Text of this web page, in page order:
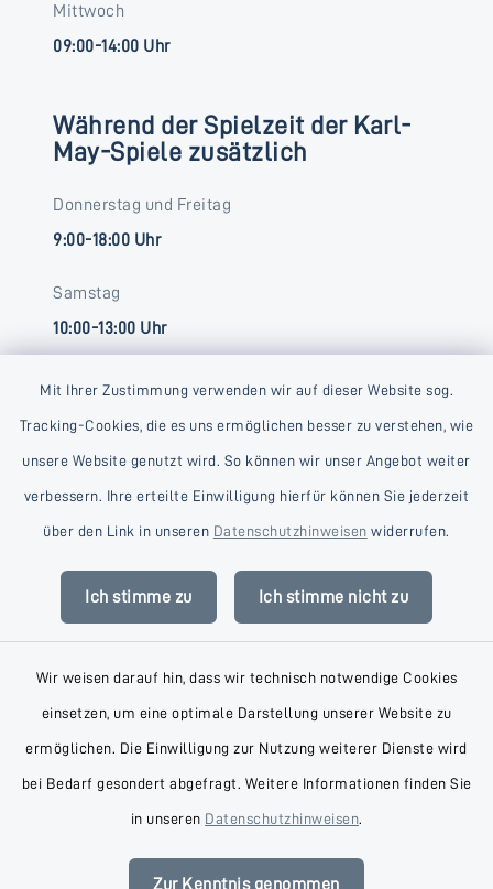
Mit Ihrer Zustimmung verwenden wir auf dieser Website sog.
Tracking-Cookies, die es uns ermöglichen besser zu verstehen, wie
unsere Website genutzt wird. So können wir unser Angebot weiter
verbessern. Ihre erteilte Einwilligung hierfür können Sie jederzeit
über den Link in unseren Datenschutzhinweisen widerrufen.
Ich stimme zu Ich stimme nicht zu
Wir weisen darauf hin, dass wir technisch notwendige Cookies
einsetzen, um eine optimale Darstellung unserer Website zu
ermöglichen. Die Einwilligung zur Nutzung weiterer Dienste wird
bei Bedarf gesondert abgefragt. Weitere Informationen finden Sie
in unseren Datenschutzhinweisen.
Zur Kenntnis genommen
Mittwoch
09:00-14:00 Uhr
Während der Spielzeit der Karl-
May-Spiele zusätzlich
Donnerstag und Freitag
9:00-18:00 Uhr
Samstag
10:00-13:00 Uhr
Kontakt
Datenschutz
Impressum
Sitemap